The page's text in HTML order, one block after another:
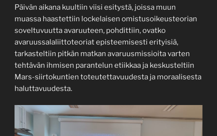
Päivän aikana kuultiin viisi esitystä, joissa muun
muassa haastettiin lockelaisen omistusoikeusteorian
soveltuvuutta avaruuteen, pohdittiin, ovatko
avaruussalaliittoteoriat episteemisesti erityisiä,
tarkasteltiin pitkän matkan avaruusmissioita varten
tehtävän ihmisen parantelun etiikkaa ja keskusteltiin
Mars-siirtokuntien toteutettavuudesta ja moraalisesta
haluttavuudesta.